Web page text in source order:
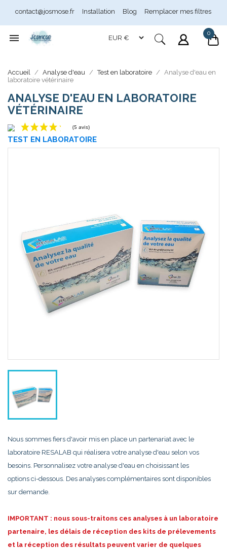
contact@josmose.fr Installation Blog Remplacer mes filtres
 0
Accueil Analyse d'eau Test en laboratoire
Analyse d'eau en
laboratoire vétérinaire
ANALYSE D'EAU EN LABORATOIRE
VÉTÉRINAIRE
(5 avis)
TEST EN LABORATOIRE
Nous sommes fiers d'avoir mis en place un partenariat avec le
laboratoire RESALAB qui réalisera votre analyse d'eau selon vos
besoins. Personnalisez votre analyse d'eau en choisissant les
options ci-dessous. Des analyses complémentaires sont disponibles
sur demande.
IMPORTANT : nous sous-traitons ces analyses à un laboratoire
partenaire, les délais de réception des kits de prélevements
et la réception des résultats peuvent varier de quelques
Assistant Josmose
En ligne